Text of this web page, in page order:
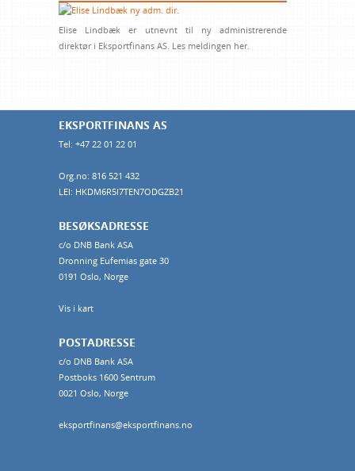
Elise Lindbæk er utnevnt til ny administrerende
direktør i Eksportfinans AS. Les meldingen her.
EKSPORTFINANS AS
Tel: +47 22 01 22 01
Org.no: 816 521 432
LEI: HKDM6R5I7TEN7ODGZB21
BESØKSADRESSE
c/o DNB Bank ASA
Dronning Eufemias gate 30
0191 Oslo, Norge
Vis i kart
POSTADRESSE
c/o DNB Bank ASA
Postboks 1600 Sentrum
0021 Oslo, Norge
eksportfinans@eksportfinans.no